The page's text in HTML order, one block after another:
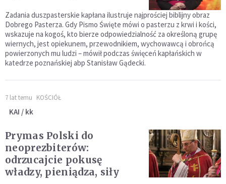
Zadania duszpasterskie kapłana ilustruje najprościej biblijny obraz
Dobrego Pasterza. Gdy Pismo Święte mówi o pasterzu z krwi i kości,
wskazuje na kogoś, kto bierze odpowiedzialność za określoną grupę
wiernych, jest opiekunem, przewodnikiem, wychowawcą i obrońcą
powierzonych mu ludzi – mówił podczas święceń kapłańskich w
katedrze poznańskiej abp Stanisław Gądecki.
7 lat temu KOŚCIÓŁ
KAI / kk
Prymas Polski do
neoprezbiterów:
odrzucajcie pokusę
władzy, pieniądza, siły